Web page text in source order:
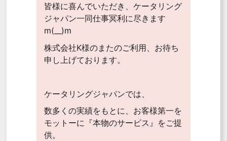
皆様に喜んでいただき、ケータリング
ジャパン一同仕事冥利に尽きます
m(__)m
株式会社K様のまたのご利用、お待ち
申し上げております。
ケータリングジャパンでは、
数多くの実績をもとに、お客様第一を
モットーに『本物のサービス』をご提
供。